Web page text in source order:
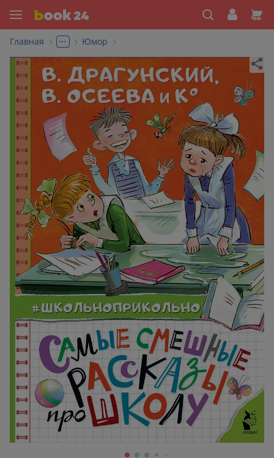
Главная ... Юмор